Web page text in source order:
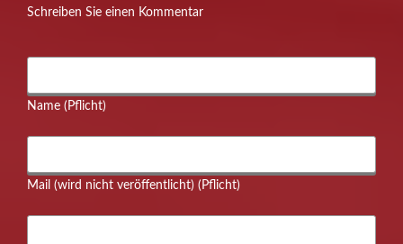
Schreiben Sie einen Kommentar
Name (Pflicht)
Mail (wird nicht veröffentlicht) (Pflicht)